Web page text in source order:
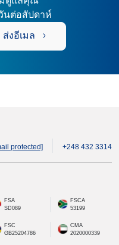
นต่อสัปดาห์
ส่งอีเมล
protected] +248 432 3314
FSA
SD089
FSCA
53199
FSC
GB25204786
CMA
2020000339